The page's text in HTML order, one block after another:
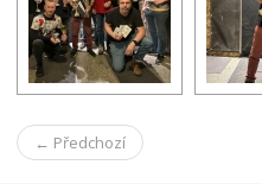
← Předchozí